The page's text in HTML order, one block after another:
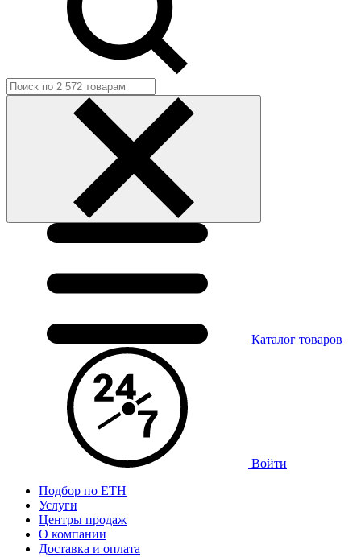
Каталог товаров
Войти
Подбор по ЕТН
Услуги
Центры продаж
О компании
Доставка и оплата